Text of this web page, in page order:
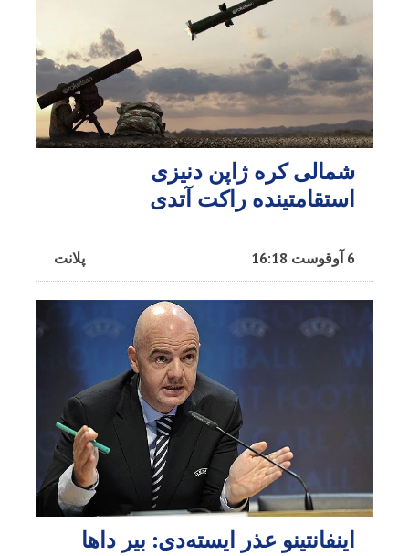
شمالی کره ژاپن دنیزی
استقامتینده راکت آتدی
پلانت 6 آوقوست 16:18
اینفانتینو عذر ایسته‌دی: بیر داها